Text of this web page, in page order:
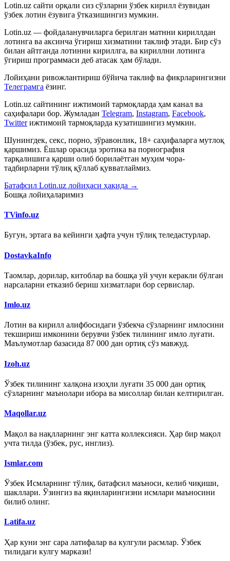
Lotin.uz сайти орқали сиз сўзларни ўзбек кирилл ёзувидан
ўзбек лотин ёзувига ўтказишингиз мумкин.
Lotin.uz — фойдаланувчиларга берилган матнни кириллдан
лотинга ва аксинча ўгириш хизматини таклиф этади. Бир сўз
билан айтганда лотинни кириллга, ва кириллни лотинга
ўгириш программаси деб атасак ҳам бўлади.
Лойиҳани ривожлантириш бўйича таклиф ва фикрларингизни
Телеграмга ёзинг.
Lotin.uz сайтининг ижтимоий тармоқларда ҳам канал ва
саҳифалари бор. Жумладан Telegram, Instagram, Facebook,
Twitter ижтимоий тармоқларда кузатишингиз мумкин.
Шунингдек, секс, порно, зўравонлик, 18+ саҳифаларга мутлоқ
қаршимиз. Ёшлар орасида эротика ва порнография
тарқалишига қарши олиб борилаётган муҳим чора-
тадбирларни тўлиқ қўллаб қувватлаймиз.
Батафсил Lotin.uz лойиҳаси ҳақида →
Бошқа лойиҳаларимиз
TVinfo.uz
Бугун, эртага ва кейинги ҳафта учун тўлиқ теледастурлар.
DostavkaInfo
Таомлар, дорилар, китоблар ва бошқа уй учун керакли бўлган
нарсаларни етказиб бериш хизматлари бор сервислар.
Imlo.uz
Лотин ва кирилл алифбосидаги ўзбекча сўзларнинг имлосини
текшириш имконини берувчи ўзбек тилининг имло луғати.
Маълумотлар базасида 87 000 дан ортиқ сўз мавжуд.
Izoh.uz
Ўзбек тилининг халқона изоҳли луғати 35 000 дан ортиқ
сўзларнинг маънолари ибора ва мисоллар билан келтирилган.
Maqollar.uz
Мақол ва нақлларнинг энг катта коллексияси. Ҳар бир мақол
учта тилда (ўзбек, рус, инглиз).
Ismlar.com
Ўзбек Исмларнинг тўлиқ, батафсил маъноси, келиб чиқиши,
шакллари. Ўзингиз ва яқинларингизни исмлари маъносини
билиб олинг.
Latifa.uz
Ҳар куни энг сара латифалар ва кулгули расмлар. Ўзбек
тилидаги кулгу маркази!